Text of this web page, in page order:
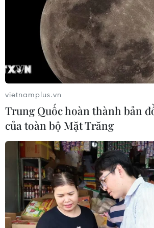
doanh nghiệp nhà nước mạnh và
toán giao nhiệm vụ
06/08/2026 00:56
Quy định chi tiết về thủ tục cấp
thành lập Sở giao dịch hàng hóa
05/08/2026 14:59
Foxconn đạt doanh thu cao kỷ lục
nhờ nhu cầu mạnh đối với AI
05/08/2026 13:41
Hãng Walt Disney ký thỏa thuận
vietnamplus.vn
Trung Quốc hoàn thành bản
của toàn bộ Mặt Trăng